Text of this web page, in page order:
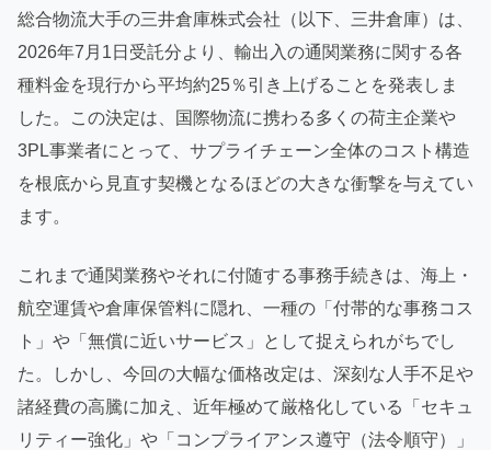
総合物流大手の三井倉庫株式会社（以下、三井倉庫）は、
2026年7月1日受託分より、輸出入の通関業務に関する各
種料金を現行から平均約25％引き上げることを発表しま
した。この決定は、国際物流に携わる多くの荷主企業や
3PL事業者にとって、サプライチェーン全体のコスト構造
を根底から見直す契機となるほどの大きな衝撃を与えてい
ます。
これまで通関業務やそれに付随する事務手続きは、海上・
航空運賃や倉庫保管料に隠れ、一種の「付帯的な事務コス
ト」や「無償に近いサービス」として捉えられがちでし
た。しかし、今回の大幅な価格改定は、深刻な人手不足や
諸経費の高騰に加え、近年極めて厳格化している「セキュ
リティー強化」や「コンプライアンス遵守（法令順守）」